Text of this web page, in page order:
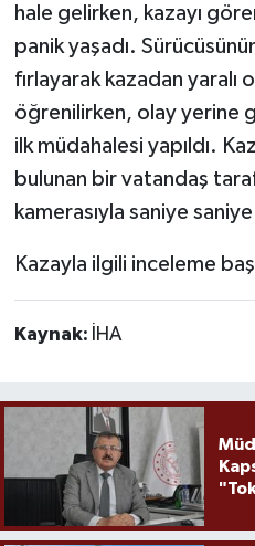
hale gelirken, kazayı
panik yaşadı.
fırlayarak kazadan yaralı
öğrenilirken, olay yerine
ilk müdahalesi yapıldı.
bulunan bir vatandaş
kamerasıyla saniye
Kazayla ilgili inceleme
Kaynak: İHA